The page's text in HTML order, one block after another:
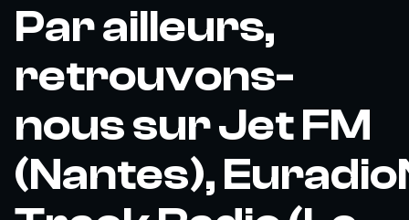
Par ailleurs,
retrouvons-
nous sur Jet FM
(Nantes),